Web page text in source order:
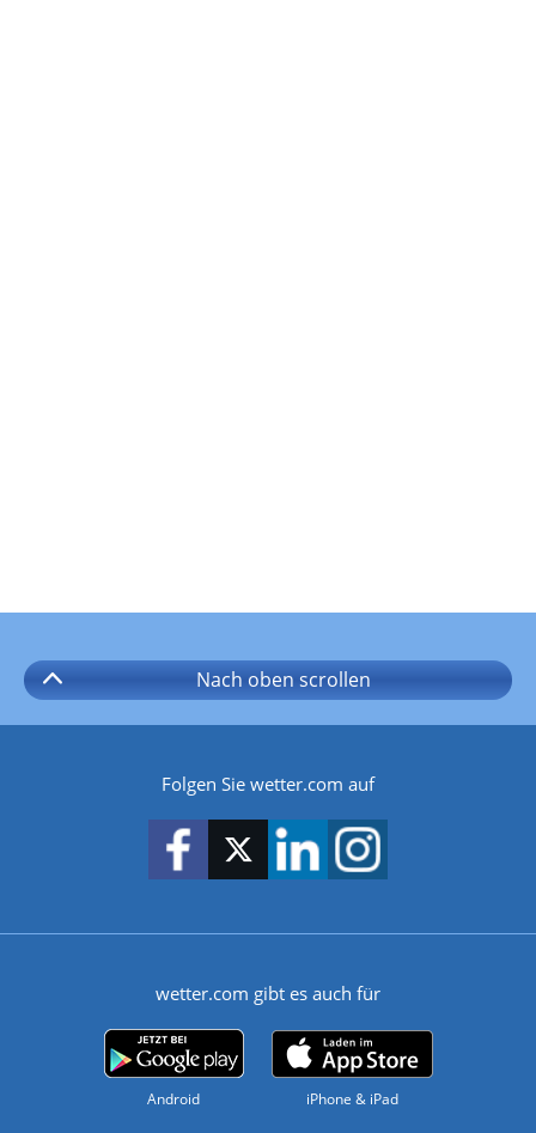
Nach oben scrollen
Folgen Sie wetter.com auf
wetter.com gibt es auch für
Android iPhone & iPad